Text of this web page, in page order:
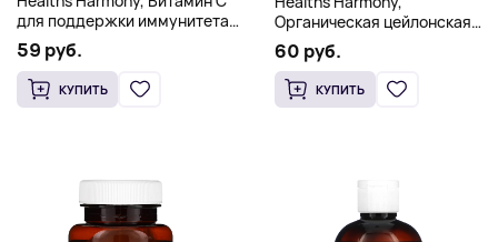
для поддержки иммунитета,
60 капсул
59 руб.
КУПИТЬ
Органическая цейлонская
корица, 120 таблеток (500 мг
в каждой таблетке)
60 руб.
КУПИТЬ